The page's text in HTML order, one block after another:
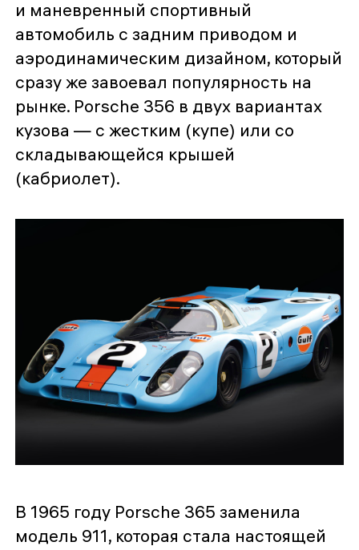
и маневренный спортивный
автомобиль с задним приводом и
аэродинамическим дизайном, который
сразу же завоевал популярность на
рынке. Porsche 356 в двух вариантах
кузова — с жестким (купе) или со
складывающейся крышей
(кабриолет).
В 1965 году Porsche 365 заменила
модель 911, которая стала настоящей